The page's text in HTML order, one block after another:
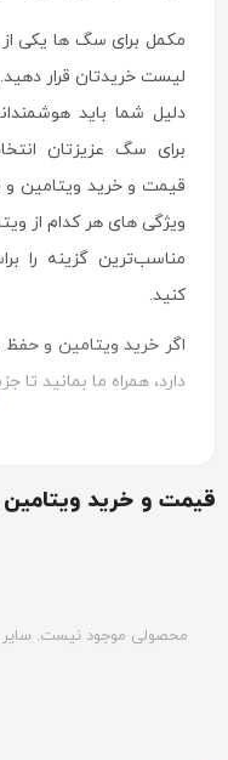
مکمل برای سگ ها یکی
لیست خریدتان قرار
دلیل شما باید
برای سگ عزیزتان
قیمت و خرید ویتامین و
ویژگی های هر کدام از
مناسب‌ترین گزینه را
کنید.
اگر خرید ویتامین و
دارد، همراه ما بمانید
قیمت و خرید
محصولی موجود نیست. سایر